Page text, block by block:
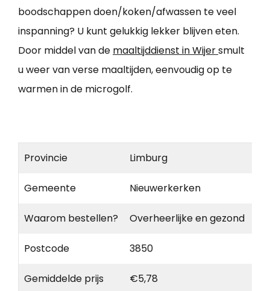
boodschappen doen/koken/afwassen te veel
inspanning? U kunt gelukkig lekker blijven eten.
Door middel van de maaltijddienst in Wijersmult
u weer van verse maaltijden, eenvoudig op te
warmen in de microgolf.
Provincie Limburg
Gemeente Nieuwerkerken
Waarom bestellen? Overheerlijke en gezond
Postcode 3850
Gemiddelde prijs €5,78